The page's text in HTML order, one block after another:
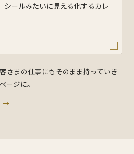
シールみたいに見える化するカレ
さまの仕事にもそのまま持っていき
ージに。
→